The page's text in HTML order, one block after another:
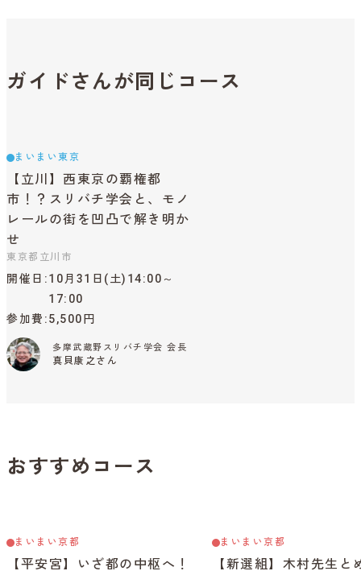
ガイドさんが同じコース
まいまい東京
【立川】西東京の覇権都
市！？スリバチ学会と、モノ
レールの街を凹凸で解き明か
せ
東京都立川市
開催日
10月31日(土)14:00～
17:00
参加費 5,500円
多摩武蔵野スリバチ学会 会長
真貝康之さん
おすすめコース
まいまい京都
【平安宮】いざ都の中枢へ！
まいまい京都
【新選組】木村先生と